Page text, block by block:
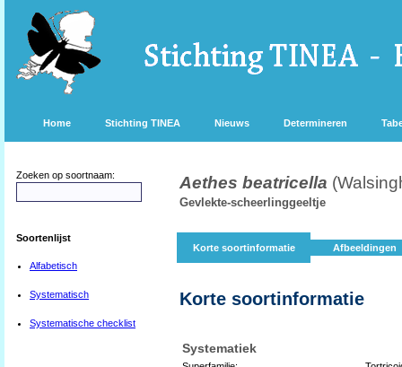
Home Stichting TINEA Nieuws Determineren
Zoeken op soortnaam:
Soortenlijst
Alfabetisch
Systematisch
Systematische checklist
Aethes beatricella
Gevlekte-scheerlinggeeltje
Korte soortinformatie Afbeeldingen
Korte soortinformatie
Systematiek